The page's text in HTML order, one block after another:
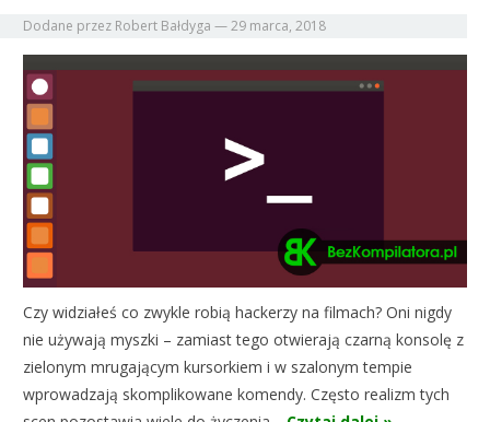
Dodane przez Robert Bałdyga —29 marca, 2018
Czy widziałeś co zwykle robią hackerzy na filmach? Oni nigdy
nie używają myszki – zamiast tego otwierają czarną konsolę z
zielonym mrugającym kursorkiem i w szalonym tempie
wprowadzają skomplikowane komendy. Często realizm tych